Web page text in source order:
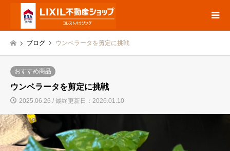
ブログ ウンベラータを剪定に挑戦
おすすめ商品
ウンベラータを剪定に挑戦
2025.06.26 / 最終更新日：2026.01.10